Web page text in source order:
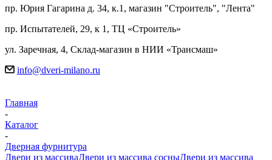
пр. Юрия Гагарина д. 34, к.1, магазин "Строитель", "Лента"
пр. Испытателей, 29, к 1, ТЦ «Строитель»
ул. Заречная, 4, Склад-магазин в НИИ «Трансмаш»
info@dveri-milano.ru
Главная
-
Каталог
-
Дверная фурнитура
Двери из массиваДвери из массива сосныДвери из массива